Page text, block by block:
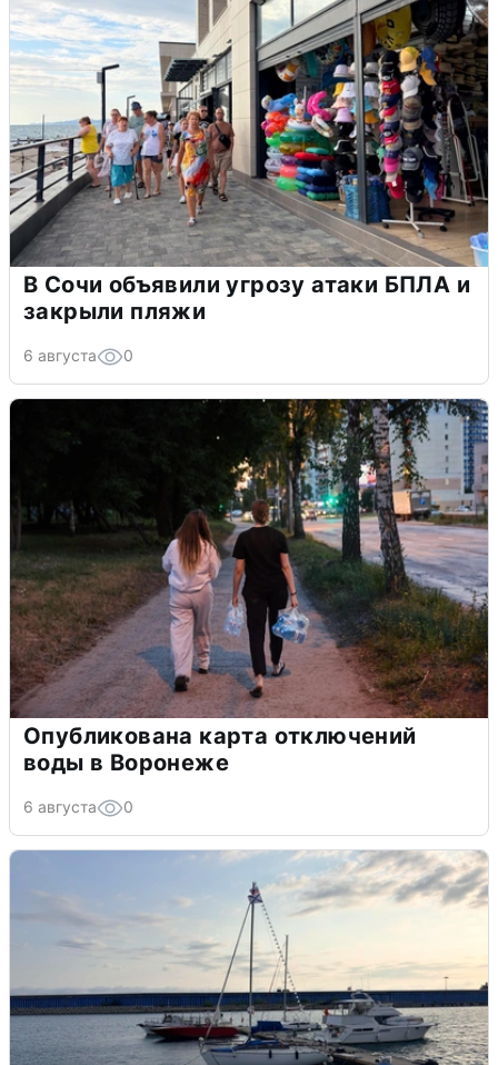
В Сочи объявили угрозу атаки БПЛА и
закрыли пляжи
6 августа 0
Опубликована карта отключений
воды в Воронеже
6 августа 0